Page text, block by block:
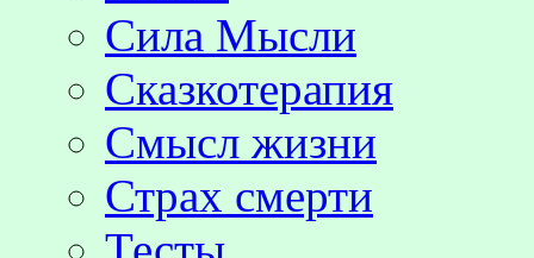
Сила Мысли
Сказкотерапия
Смысл жизни
Страх смерти